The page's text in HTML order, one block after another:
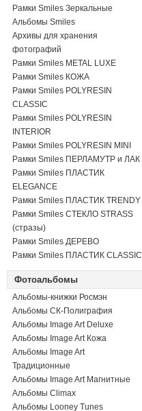
Рамки Smiles Зеркальные
Альбомы Smiles
Архивы для хранения
фотографий
Рамки Smiles METAL LUXE
Рамки Smiles КОЖА
Рамки Smiles POLYRESIN
CLASSIC
Рамки Smiles POLYRESIN
INTERIOR
Рамки Smiles POLYRESIN MINI
Рамки Smiles ПЕРЛАМУТР и ЛАК
Рамки Smiles ПЛАСТИК
ELEGANCE
Рамки Smiles ПЛАСТИК TRENDY
Рамки Smiles СТЕКЛО STRASS
(стразы)
Рамки Smiles ДЕРЕВО
Рамки Smiles ПЛАСТИК CLASSIC
Фотоальбомы
Альбомы-книжки Росмэн
Альбомы СК-Полиграфия
Альбомы Image Art Deluxe
Альбомы Image Art Кожа
Альбомы Image Art
Традиционные
Альбомы Image Art Магнитные
Альбомы Climax
Альбомы Looney Tunes